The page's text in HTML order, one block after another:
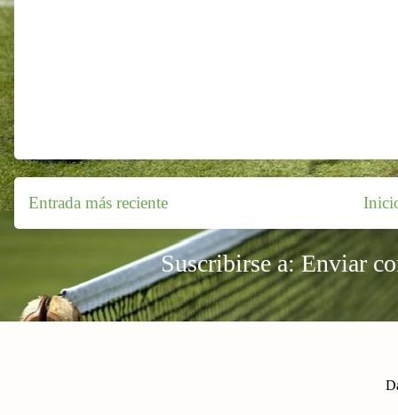
Entrada más reciente
Suscribirse a:Enviar